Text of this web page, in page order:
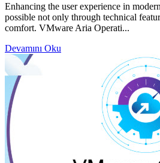
Enhancing the user experience in
possible not only through technical
comfort. VMware Aria Operati...
Devamını Oku